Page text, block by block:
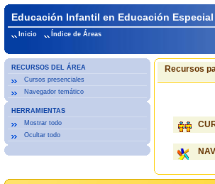
Educación Infantil en Educación Especial
Inicio Índice de Áreas
RECURSOS DEL ÁREA
Cursos presenciales
Navegador temático
HERRAMIENTAS
Mostrar todo
Ocultar todo
Recursos